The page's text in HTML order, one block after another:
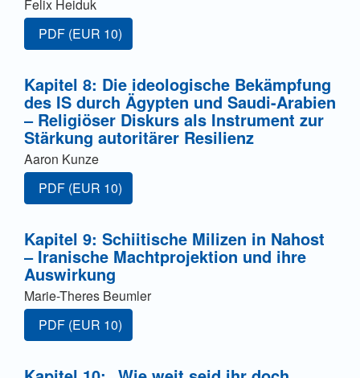
Felix Heiduk
Zugang für Abonnent/innen oder durch Zahlung einer
PDF (EUR 10)
Kapitel 8: Die ideologische Bekämpfung
des IS durch Ägypten und Saudi-Arabien
– Religiöser Diskurs als Instrument zur
Stärkung autoritärer Resilienz
Aaron Kunze
Zugang für Abonnent/innen oder durch Zahlung einer
PDF (EUR 10)
Kapitel 9: Schiitische Milizen in Nahost
– Iranische Machtprojektion und ihre
Auswirkung
Marie-Theres Beumler
Zugang für Abonnent/innen oder durch Zahlung einer
PDF (EUR 10)